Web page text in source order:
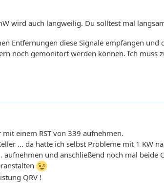
wird auch langweilig. Du solltest mal
Entfernungen diese Signale empfangen
noch gemonitort werden können. Ich muss
einem RST von 339 aufnehmen.
... da hatte ich selbst Probleme mit 1 KW
und anschließend noch mal beide
QRV !